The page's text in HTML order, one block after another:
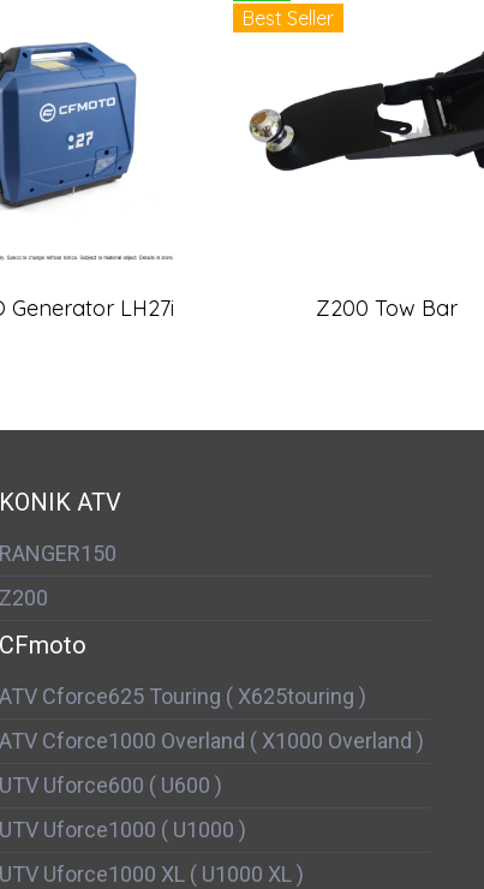
Generator LH27i
Best Seller
Z200 Tow Bar
KONIK ATV
RANGER150
Z200
CFmoto
ATV Cforce625 Touring ( X625touring )
ATV Cforce1000 Overland ( X1000 Overland )
UTV Uforce600 ( U600 )
UTV Uforce1000 ( U1000 )
UTV Uforce1000 XL ( U1000 XL )